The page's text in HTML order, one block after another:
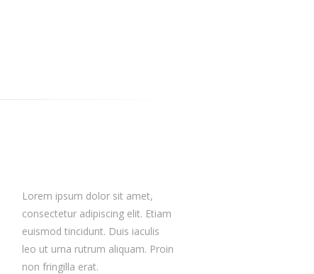
Lorem ipsum dolor sit amet,
consectetur adipiscing elit. Etiam
euismod tincidunt. Duis iaculis
leo ut urna rutrum aliquam. Proin
non fringilla erat.